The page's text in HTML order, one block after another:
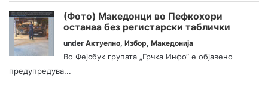
(Фото) Македонци во Пефкохори
останаа без регистарски таблички
under Актуелно, Избор, Македонија
Во Фејсбук групата „Грчка Инфо“ е објавено
предупредува...